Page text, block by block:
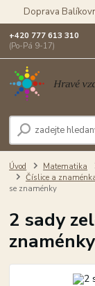
Doprava
+420 777 613 310
(Po-Pá 9-17)
Úvod Matematika
Číslice a
se znaménky
2 sady
znaménky